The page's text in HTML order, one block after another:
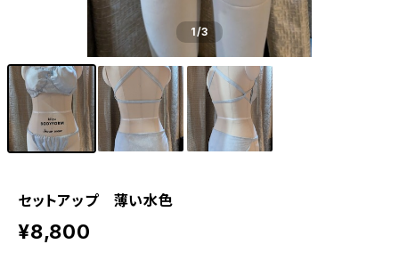
1/3
セットアップ 薄い水色
¥8,800